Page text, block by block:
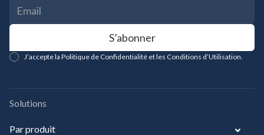
J’accepte la Politique de Confidentialité et les Conditions d’Utilisation.
Solutions
Par produit